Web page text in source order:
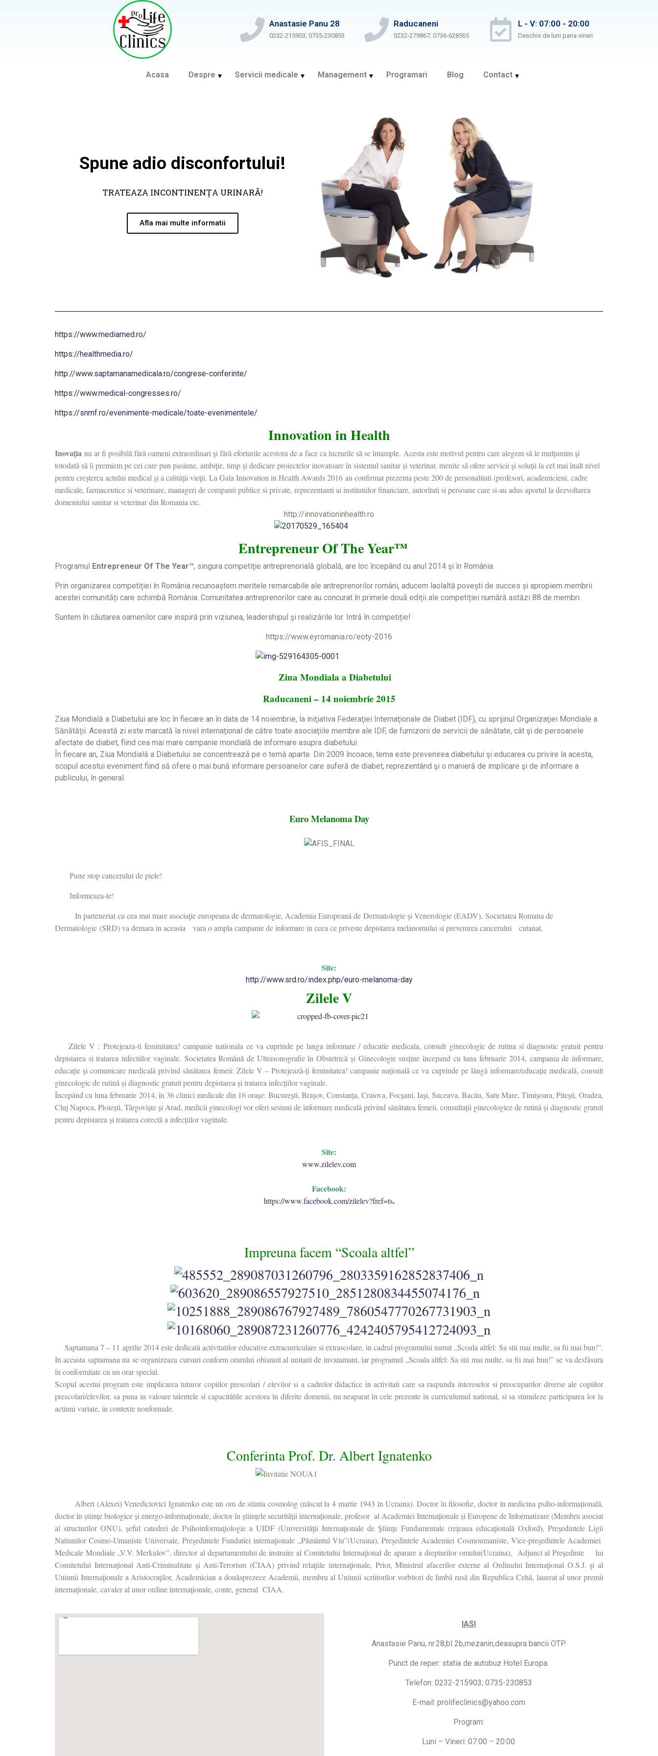
Anastasie Panu 28
0232-215903; 0735-230853
Raducaneni
0232-279867; 0736-628565
L - V: 07:00 - 20:00
Deschis de luni pana vineri
Acasa Despre Servicii medicale Management Programari Blog Contact
Spune adio disconfortului!
TRATEAZA INCONTINENȚA URINARĂ!
Afla mai multe informatii
https://www.mediamed.ro/
https://healthmedia.ro/
http://www.saptamanamedicala.ro/congrese-conferinte/
https://www.medical-congresses.ro/
https://snmf.ro/evenimente-medicale/toate-evenimentele/
Innovation in Health
Inovaţia nu ar fi posibilă fără oameni extraordinari şi fără eforturile acestora de a face ca lucrurile să se întample. Acesta este motivul pentru care alegem să le mulţumim şi
totodată să îi premiem pe cei care pun pasiune, ambiţie, timp şi dedicare proiectelor inovatoare în sistemul sanitar și veterinar, menite să ofere servicii şi soluţii la cel mai înalt nivel
pentru creşterea actului medical şi a calităţii vieţii. La Gala Innovation in Health Awards 2016 au confirmat prezenta peste 200 de personalitati (profesori, academicieni, cadre
medicale, farmaceutice si veterinare, manageri de companii publice si private, reprezentanti ai institutiilor financiare, autoritati si persoane care si-au adus aportul la dezvoltarea
domeniului sanitar si veterinar din Romania etc.
http://innovationinhealth.ro
Entrepreneur Of The Year™
Programul Entrepreneur Of The Year™, singura competiţie antreprenorială globală, are loc începând cu anul 2014 şi în România.
Prin organizarea competiției în România recunoaștem meritele remarcabile ale antreprenorilor români, aducem laolaltă povești de succes și apropiem membrii
acestei comunități care schimbă România. Comunitatea antreprenorilor care au concurat în primele două ediții ale competiției numără astăzi 88 de membri.
Suntem în căutarea oamenilor care inspiră prin viziunea, leadershipul şi realizările lor. Intră în competiție!
https://www.eyromania.ro/eoty-2016
Ziua Mondiala a Diabetului
Raducaneni – 14 noiembrie 2015
Ziua Mondială a Diabetului are loc în fiecare an în data de 14 noiembrie, la iniţiativa Federaţiei Internaţionale de Diabet (IDF), cu sprijinul Organizaţiei Mondiale a
Sănătăţii. Această zi este marcată la nivel internaţional de către toate asociaţiile membre ale IDF, de furnizorii de servicii de sănătate, cât şi de persoanele
afectate de diabet, fiind cea mai mare campanie mondială de informare asupra diabetului.
În fiecare an, Ziua Mondială a Diabetului se concentrează pe o temă aparte. Din 2009 încoace, tema este prevenirea diabetului şi educarea cu privire la acesta,
scopul acestui eveniment fiind să ofere o mai bună informare persoanelor care suferă de diabet, reprezentând şi o manieră de implicare şi de informare a
publicului, în general.
Euro Melanoma Day
Pune stop cancerului de piele!
Informeaza-te!
In parteneriat cu cea mai mare asociaţie europeana de dermatologie, Academia Europeană de Dermatologie şi Venerologie (EADV), Societatea Romana de
Dermatologie (SRD) va demara in aceasta vara o ampla campanie de informare in ceea ce priveste depistarea melanomului si prevenirea cancerului cutanat.
Site:
http://www.srd.ro/index.php/euro-melanoma-day
Zilele V
Zilele V : Protejeaza-ti feminitatea! campanie nationala ce va cuprinde pe langa informare / educatie medicala, consult ginecologic de rutina si diagnostic gratuit pentru
depistarea si tratarea infectiilor vaginale. Societatea Română de Ultrasonografie în Obstetrică și Ginecologie susține începand cu luna februarie 2014, campania de informare,
educație și comunicare medicală privind sănătatea femeii: Zilele V – Protejează-ți feminitatea! campanie națională ce va cuprinde pe lângă informare/educație medicală, consult
ginecologic de rutină și diagnostic gratuit pentru depistarea și tratarea infecțiilor vaginale.
Începând cu luna februarie 2014, în 36 clinici medicale din 16 orașe: București, Brașov, Constanța, Craiova, Focșani, Iași, Suceava, Bacău, Satu Mare, Timișoara, Pitești, Oradea,
Cluj Napoca, Ploiești, Târgoviște și Arad, medicii ginecologi vor oferi sesiuni de informare medicală privind sănătatea femeii, consultații ginecologice de rutină și diagnostic gratuit
pentru depistarea și tratarea corectă a infecțiilor vaginale.
Site:
www.zilelev.com
Facebook:
https://www.facebook.com/zilelev?fref=ts.
Impreuna facem “Scoala altfel”
Saptamana 7 – 11 aprilie 2014 este dedicată activitatilor educative extracurriculare si extrascolare, in cadrul programului numit „Scoala altfel: Sa stii mai multe, sa fii mai bun!”.
In aceasta saptamana nu se organizeaza cursuri conform orarului obisnuit al unitatii de invatamant, iar programul „Scoala altfel: Sa stii mai multe, sa fii mai bun!” se va desfăsura
în conformitate cu un orar special.
Scopul acestui program este implicarea tuturor copiilor prescolari / elevilor si a cadrelor didactice in activitati care sa raspunda intereselor si preocuparilor diverse ale copiilor
prescolari/elevilor, sa puna in valoare talentele si capacitătile acestora în diferite domenii, nu neaparat în cele prezente in curriculumul national, si sa stimuleze participarea lor la
actiuni variate, in contexte nonformale.
Conferinta Prof. Dr. Albert Ignatenko
Albert (Alexei) Venedictovici Ignatenko este un om de stiinta cosmolog (născut la 4 martie 1943 în Ucraina). Doctor în filosofie, doctor în medicina psiho-informațională,
doctor în științe biologice și energo-informaționale, doctor în științele securității internaționale, profesor al Academiei Internaționale și Europene de Informatizare (Membru asociat
al structurilor ONU), șeful catedrei de Psihoinformaţiologie a UIDF (Universităţii Internaţionale de Ştiinţe Fundamentale (reţeaua educaţională Oxford), Preşedintele Ligii
Natiunilor Cosmo-Umaniste Universale, Preşedintele Fundatiei internaţionale „Pământul Viu”(Ucraina), Preşedintele Academiei Cosmoumaniste, Vice-preşedintele Academiei
Medicale Mondiale „V.V. Merkulov”, director al departamentului de instruire al Comitetului Internaţional de aparare a drepturilor omului(Ucraina), Adjunct al Preşedinte lui
Comitetului Internaţional Anti-Criminalitate şi Anti-Terorism (CIAA) privind relaţiile internaţionale, Prior, Ministrul afacerilor externe al Ordinului Internaţional O.S.J. şi al
Uniunii Internaţionale a Aristocraţilor, Academician a douăsprezece Academii, membru al Uniunii scriitorilor vorbitori de limbă rusă din Republica Cehă, laureat al unor premii
internaţionale, cavaler al unor ordine internaţionale, conte, general CIAA.
IASI
Anastasie Panu, nr.28,bl 2b,mezanin,deasupra bancii OTP.
Punct de reper: statia de autobuz Hotel Europa.
Telefon: 0232-215903; 0735-230853
E-mail: prolifeclinics@yahoo.com
Program:
Luni – Vineri: 07:00 – 20:00